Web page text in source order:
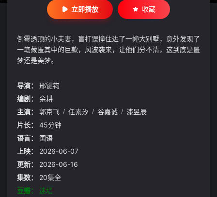
立即播放 收藏
倒霉透顶的小夫妻，盲打误撞住进了一幢大别墅，意外发现了
一笔藏匿其中的巨款，风波袭来，让他们分不清，这到底是噩
梦还是美梦。
导演：
邢键钧
编剧：
余耕
主演：
郭京飞 / 任素汐 / 谷嘉诚 / 漆昱辰
片长：
45分钟
语言：
国语
上映：
2026-06-07
更新：
2026-06-16
集数：
20集全
豆瓣：
迷墙